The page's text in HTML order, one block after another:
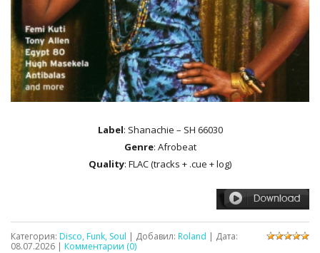
Label: Shanachie – SH 66030
Genre: Afrobeat
Quality: FLAC (tracks + .cue + log)
Категория: Disco, Funk, Soul | Добавил: Roland | Дата:
08.07.2026 | Комментарии (0)